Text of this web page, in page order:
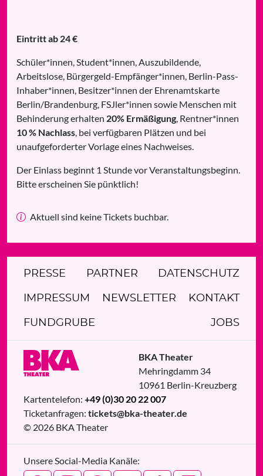
Eintritt ab 24 €
Schüler*innen, Student*innen, Auszubildende,
Arbeitslose, Bürgergeld-Empfänger*innen, Berlin-Pass-
Inhaber*innen, Besitzer*innen der Ehrenamtskarte
Berlin/Brandenburg, FSJler*innen sowie Menschen mit
Behinderung erhalten 20% Ermäßigung , Rentner*innen
10 % Nachlass , bei verfügbaren Plätzen und bei
unaufgeforderter Vorlage eines Nachweises.
Der Einlass beginnt 1 Stunde vor Veranstaltungsbeginn.
Bitte erscheinen Sie pünktlich!
Aktuell sind keine Tickets buchbar.
PRESSE PARTNER DATENSCHUTZ
IMPRESSUM NEWSLETTER KONTAKT
FUNDGRUBE JOBS
BKA Theater
Mehringdamm 34
10961 Berlin-Kreuzberg
Kartentelefon: +49 (0)30 20 22 007
Ticketanfragen: tickets@bka-theater.de
© 2026 BKA Theater
Unsere Social-Media Kanäle: